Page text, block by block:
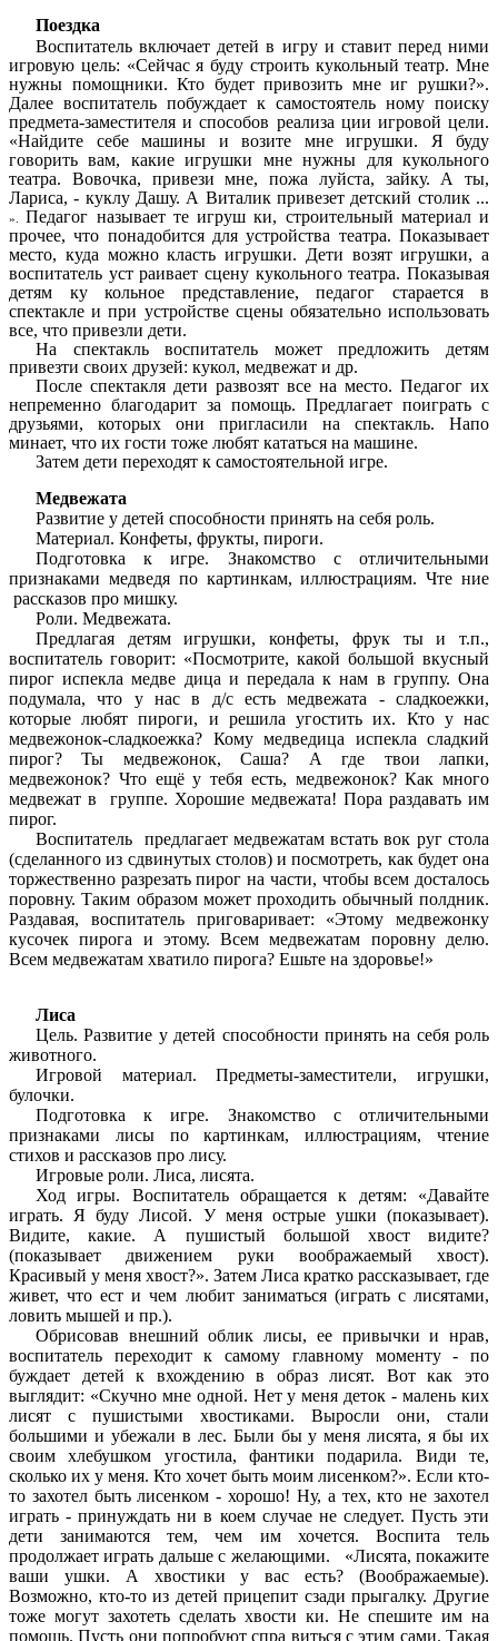
Поездка
Воспитатель включает детей в игру и ставит перед ними
игровую цель: «Сейчас я буду строить кукольный театр. Мне
нужны помощники. Кто будет привозить мне иг рушки?».
Далее воспитатель побуждает к самостоятель ному поиску
предмета-заместителя и способов реализа ции игровой цели.
«Найдите себе машины и возите мне игрушки. Я буду
говорить вам, какие игрушки мне нужны для кукольного
театра. Вовочка, привези мне, пожа луйста, зайку. А ты,
Лариса, - куклу Дашу. А Виталик привезет детский столик ...
». Педагог называет те игруш ки, строительный материал и
прочее, что понадобится для устройства театра. Показывает
место, куда можно класть игрушки. Дети возят игрушки, а
воспитатель уст раивает сцену кукольного театра. Показывая
детям ку кольное представление, педагог старается в
спектакле и при устройстве сцены обязательно использовать
все, что привезли дети.
На спектакль воспитатель может предложить детям
привезти своих друзей: кукол, медвежат и др.
После спектакля дети развозят все на место. Педагог их
непременно благодарит за помощь. Предлагает поиграть с
друзьями, которых они пригласили на спектакль. Напо
минает, что их гости тоже любят кататься на машине.
Затем дети переходят к самостоятельной игре.
Медвежата
Развитие у детей способности принять на себя роль.
Материал. Конфеты, фрукты, пироги.
Подготовка к игре. Знакомство с отличительными
признаками медведя по картинкам, иллюстрациям. Чте ние
рассказов про мишку.
Роли. Медвежата.
Предлагая детям игрушки, конфеты, фрук ты и т.п.,
воспитатель говорит: «Посмотрите, какой большой вкусный
пирог испекла медве дица и передала к нам в группу. Она
подумала, что у нас в д/с есть медвежата - сладкоежки,
которые любят пироги, и решила угостить их. Кто у нас
медвежонок-сладкоежка? Кому медведица испекла сладкий
пирог? Ты медвежонок, Саша? А где твои лапки,
медвежонок? Что ещё у тебя есть, медвежонок? Как много
медвежат в группе. Хорошие медвежата! Пора раздавать им
пирог.
Воспитатель предлагает медвежатам встать вок руг стола
(сделанного из сдвинутых столов) и посмотреть, как будет она
торжественно разрезать пирог на части, чтобы всем досталось
поровну. Таким образом может проходить обычный полдник.
Раздавая, воспитатель приговаривает: «Этому медвежонку
кусочек пирога и этому. Всем медвежатам поровну делю.
Всем медвежатам хватило пирога? Ешьте на здоровье!»
Лиса
Цель. Развитие у детей способности принять на себя роль
животного.
Игровой материал. Предметы-заместители, игрушки,
булочки.
Подготовка к игре. Знакомство с отличительными
признаками лисы по картинкам, иллюстрациям, чтение
стихов и рассказов про лису.
Игровые роли. Лиса, лисята.
Ход игры. Воспитатель обращается к детям: «Давайте
играть. Я буду Лисой. У меня острые ушки (показывает).
Видите, какие. А пушистый большой хвост видите?
(показывает движением руки воображаемый хвост).
Красивый у меня хвост?». Затем Лиса кратко рассказывает, где
живет, что ест и чем любит заниматься (играть c лисятами,
ловить мышей и пр.).
Обрисовав внешний облик лисы, ее привычки и нрав,
воспитатель переходит к самому главному моменту - по
буждает детей к вхождению в образ лисят. Вот как это
выглядит: «Скучно мне одной. Нет у меня деток - малень ких
лисят с пушистыми хвостиками. Выросли они, стали
большими и убежали в лес. Были бы у меня лисята, я бы иx
своим хлебушком угостила, фантики подарила. Види те,
сколько их у меня. Кто хочет быть моим лисенком?». Если кто-
то захотел быть лисенком - хорошо! Ну, а тех, кто не захотел
играть - принуждать ни в коем случае не следует. Пусть эти
дети занимаются тем, чем им хочется. Воспита тель
продолжает играть дальше с желающими. «Лисята, покажите
ваши ушки. А хвостики у вас есть? (Воображаемые).
Возможно, кто-то из детей прицепит сзади прыгалку. Другие
тоже могут захотеть сделать хвости ки. Не спешите им на
помощь. Пусть они попробуют спра виться с этим сами. Такая